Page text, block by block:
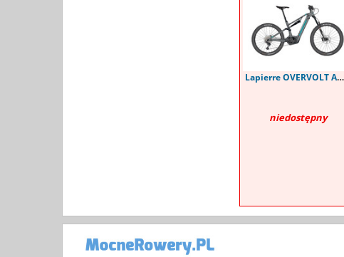
Lapierre OVERVOLT AM 6.7 M
niedostępny